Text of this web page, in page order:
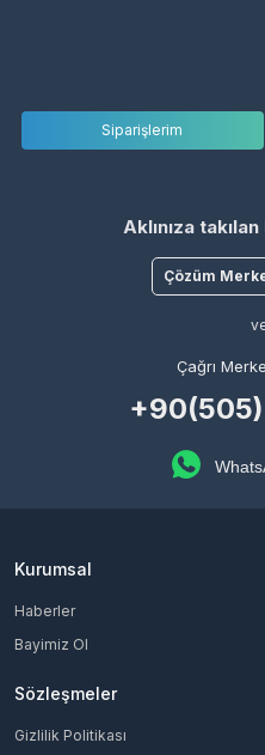
Siparişlerim
Aklınıza
Çözüm
Çağrı
Kurumsal
Haberler
Bayimiz Ol
Sözleşmeler
Gizlilik Politikası